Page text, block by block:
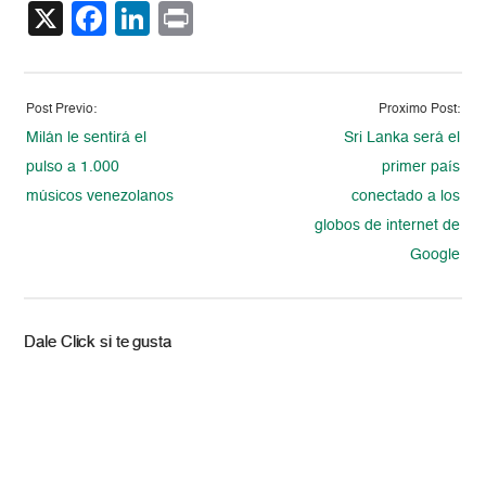
X Facebook
LinkedIn
Post Previo:
Milán le sentirá el
pulso a 1.000
músicos venezolanos
Proximo Post:
Sri Lanka será el
primer país
conectado a los
globos de internet de
Google
Dale Click si te gusta